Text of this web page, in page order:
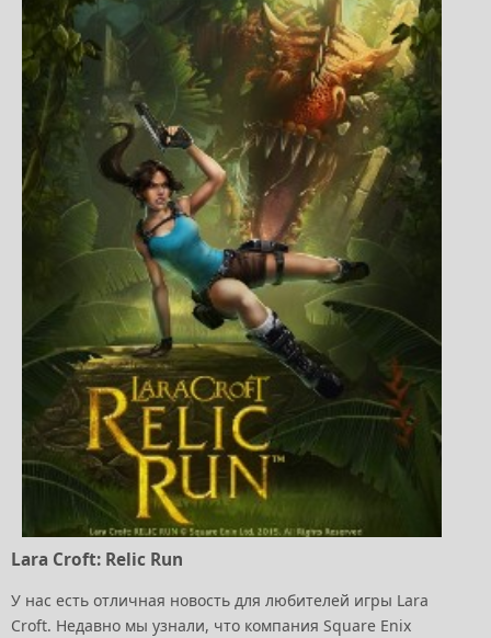
Lara Croft: Relic Run
У нас есть отличная новость для любителей игры Lara
Croft. Недавно мы узнали, что компания Square Enix